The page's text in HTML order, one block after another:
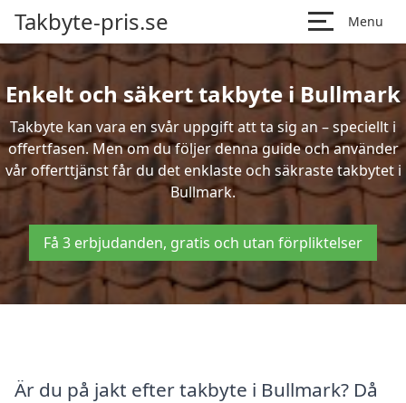
Takbyte-pris.se Menu
Enkelt och säkert takbyte i Bullmark
Takbyte kan vara en svår uppgift att ta sig an – speciellt i
offertfasen. Men om du följer denna guide och använder
vår offerttjänst får du det enklaste och säkraste takbytet i
Bullmark.
Få 3 erbjudanden, gratis och utan förpliktelser
Är du på jakt efter takbyte i Bullmark? Då